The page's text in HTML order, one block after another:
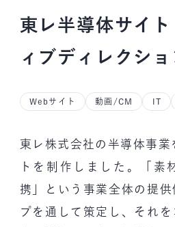
東レ半導体サイ
ィブディレクショ
Webサイト 動画/CM IT
東レ株式会社の半導体事業
トを制作しました。「素
携」という事業全体の提供
プを通して策定し、それ